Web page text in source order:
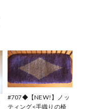
#707◆【NEW!】ノッ
ティング<手織りの椅